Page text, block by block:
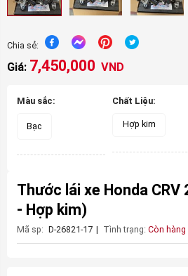
Chia sẻ:
Giá: 7,450,000 VND
Màu sắc:
Bạc
Chất Liệu:
Hợp kim
Thước lái xe Honda CRV
- Hợp kim)
Mã sp: D-26821-17 | Tình trạng: Còn hàng